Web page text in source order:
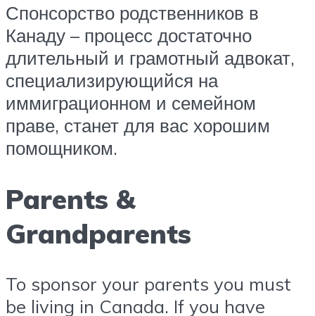
Спонсорство родственников в
Канаду – процесс достаточно
длительный и грамотный адвокат,
специализирующийся на
иммиграционном и семейном
праве, станет для вас хорошим
помощником.
Parents &
Grandparents
To sponsor your parents you must
be living in Canada. If you have